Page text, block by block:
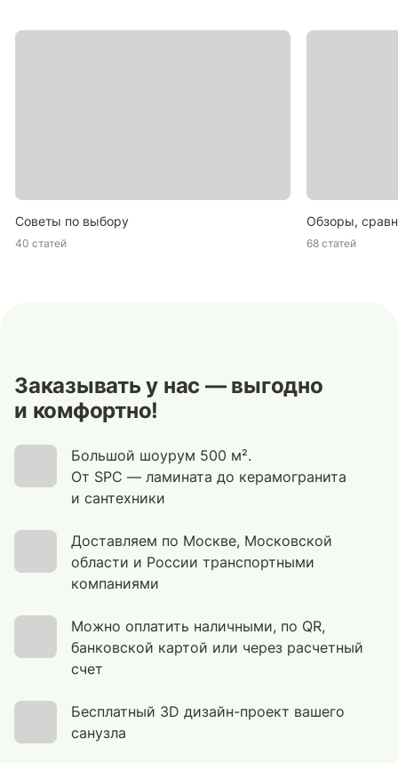
Советы по выбору
40 статей
Обзоры,
68 статей
Заказывать у нас — выгодно
и комфортно!
Большой шоурум 500 м².
От SPC — ламината до керамогранита
и сантехники
Доставляем по Москве, Московской
области и России транспортными
компаниями
Можно оплатить наличными, по QR,
банковской картой или через расчетный
счет
Бесплатный 3D дизайн-проект вашего
санузла